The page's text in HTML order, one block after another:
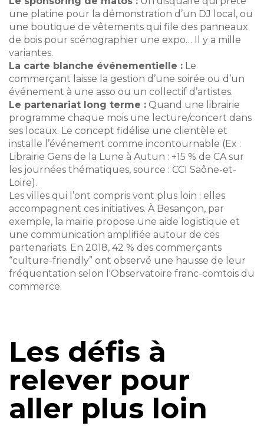
une platine pour la démonstration d’un DJ local, ou
une boutique de vêtements qui file des panneaux
de bois pour scénographier une expo… Il y a mille
variantes.
La carte blanche événementielle : Le
commerçant laisse la gestion d’une soirée ou d’un
événement à une asso ou un collectif d’artistes.
Le partenariat long terme : Quand une librairie
programme chaque mois une lecture/concert dans
ses locaux. Le concept fidélise une clientèle et
installe l’événement comme incontournable (Ex :
Librairie Gens de la Lune à Autun : +15 % de CA sur
les journées thématiques, source : CCI Saône-et-
Loire).
Les villes qui l’ont compris vont plus loin : elles
accompagnent ces initiatives. À Besançon, par
exemple, la mairie propose une aide logistique et
une communication amplifiée autour de ces
partenariats. En 2018, 42 % des commerçants
“culture-friendly” ont observé une hausse de leur
fréquentation selon l'Observatoire franc-comtois du
commerce.
Les défis à
relever pour
aller plus loin